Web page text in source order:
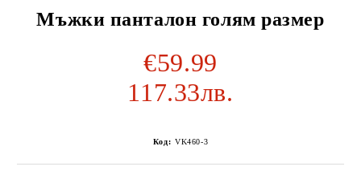
Мъжки панталон голям размер
€59.99
117.33лв.
Код: VK460-3